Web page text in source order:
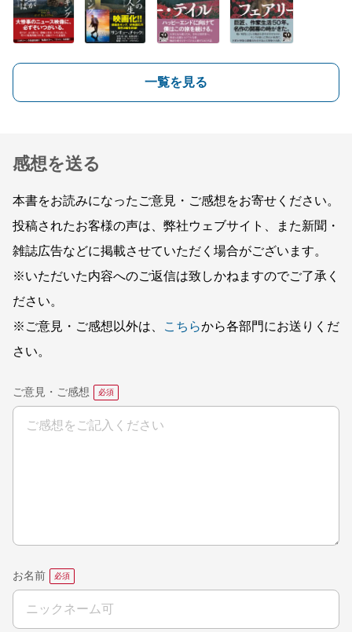
一覧を見る
感想を送る
本書をお読みになったご意見・ご感想をお寄せください。
投稿されたお客様の声は、弊社ウェブサイト、また新聞・
雑誌広告などに掲載させていただく場合がございます。
※いただいた内容へのご返信は致しかねますのでご了承く
ださい。
※ご意見・ご感想以外は、
こちらから各部門にお送りくだ
さい。
ご意見・ご感想
お名前